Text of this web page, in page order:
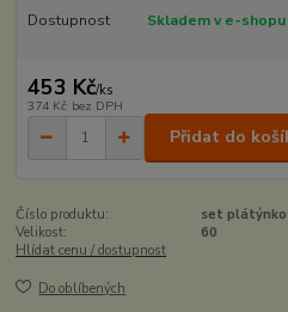
Dostupnost Skladem v e-shopu
453 Kč/ks
374 Kč bez DPH
Přidat do
Číslo produktu:
set plátýnko
Velikost:
60
Hlídat cenu / dostupnost
Do oblíbených